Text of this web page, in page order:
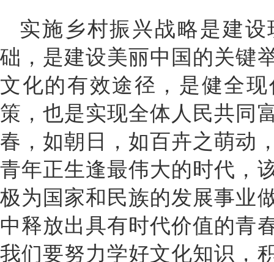
实施乡村振兴战略是建
础，是建设美丽中国的关键
文化的有效途径，是健全
策，也是实现全体人民共同
春，如朝日，如百卉之萌动
青年正生逢最伟大的时代，
极为国家和民族的发展事业
中释放出具有时代价值的青
我们要努力学好文化知识，